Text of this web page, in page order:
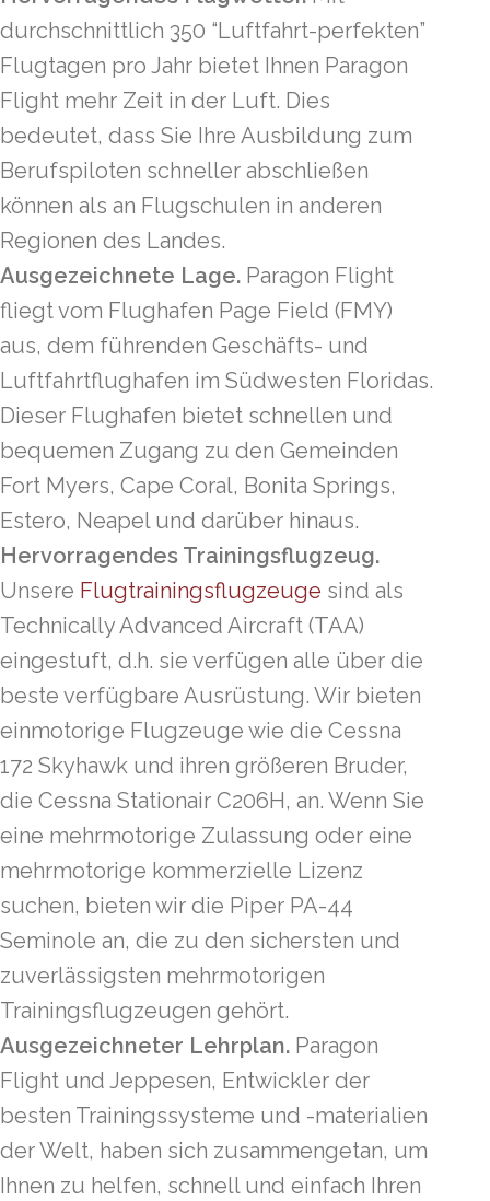
durchschnittlich 350 “Luftfahrt-perfekten”
Flugtagen pro Jahr bietet Ihnen Paragon
Flight mehr Zeit in der Luft. Dies
bedeutet, dass Sie Ihre Ausbildung zum
Berufspiloten schneller abschließen
können als an Flugschulen in anderen
Regionen des Landes.
Ausgezeichnete Lage. Paragon Flight
fliegt vom Flughafen Page Field (FMY)
aus, dem führenden Geschäfts- und
Luftfahrtflughafen im Südwesten Floridas.
Dieser Flughafen bietet schnellen und
bequemen Zugang zu den Gemeinden
Fort Myers, Cape Coral, Bonita Springs,
Estero, Neapel und darüber hinaus.
Hervorragendes Trainingsflugzeug.
Unsere Flugtrainingsflugzeuge sind als
Technically Advanced Aircraft (TAA)
eingestuft, d.h. sie verfügen alle über die
beste verfügbare Ausrüstung. Wir bieten
einmotorige Flugzeuge wie die Cessna
172 Skyhawk und ihren größeren Bruder,
die Cessna Stationair C206H, an. Wenn Sie
eine mehrmotorige Zulassung oder eine
mehrmotorige kommerzielle Lizenz
suchen, bieten wir die Piper PA-44
Seminole an, die zu den sichersten und
zuverlässigsten mehrmotorigen
Trainingsflugzeugen gehört.
Ausgezeichneter Lehrplan. Paragon
Flight und Jeppesen, Entwickler der
besten Trainingssysteme und -materialien
der Welt, haben sich zusammengetan, um
Ihnen zu helfen, schnell und einfach Ihren